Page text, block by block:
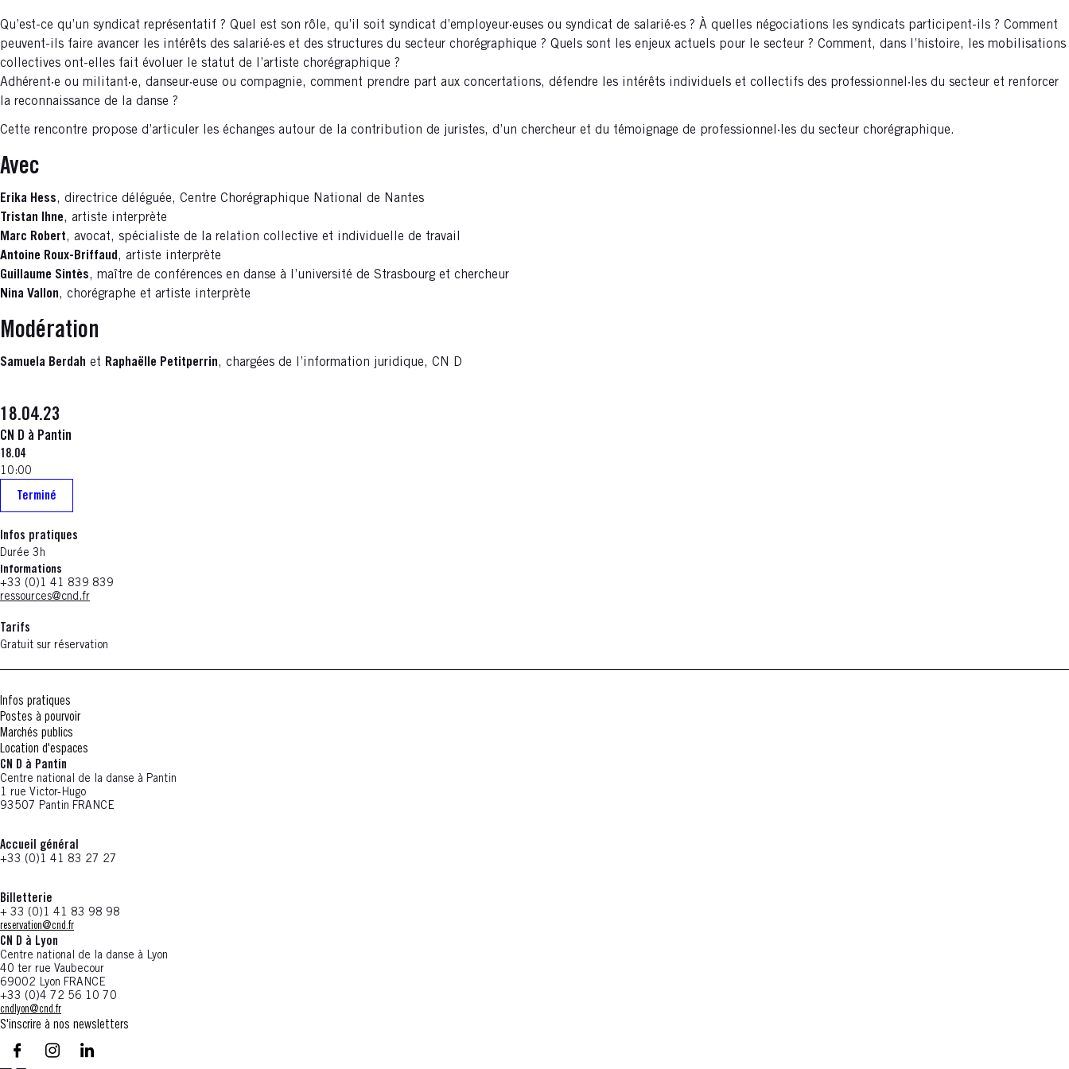
Qu’est-ce qu’un syndicat représentatif ? Quel est son rôle, qu’il soit syndicat d’employeur·euses ou syndicat de salarié·es ? À quelles négociations les syndicats participent-ils ? Comment
peuvent-ils faire avancer les intérêts des salarié·es et des structures du secteur chorégraphique ? Quels sont les enjeux actuels pour le secteur ? Comment, dans l’histoire, les mobilisations
collectives ont-elles fait évoluer le statut de l’artiste chorégraphique ?
Adhérent·e ou militant·e, danseur·euse ou compagnie, comment prendre part aux concertations, défendre les intérêts individuels et collectifs des professionnel·les du secteur et renforcer
la reconnaissance de la danse ?
Cette rencontre propose d’articuler les échanges autour de la contribution de juristes, d’un chercheur et du témoignage de professionnel·les du secteur chorégraphique.
Avec
Erika Hess, directrice déléguée, Centre Chorégraphique National de Nantes
Tristan Ihne, artiste interprète
Marc Robert, avocat, spécialiste de la relation collective et individuelle de travail
Antoine Roux-Briffaud, artiste interprète
Guillaume Sintès, maître de conférences en danse à l’université de Strasbourg et chercheur
Nina Vallon, chorégraphe et artiste interprète
Modération
Samuela Berdah et Raphaëlle Petitperrin, chargées de l’information juridique, CN D
18.04.23
CN D à Pantin
18.04
10:00
Terminé
Infos pratiques
Durée 3h
Informations
+33 (0)1 41 839 839
ressources@cnd.fr
Tarifs
Gratuit sur réservation
Infos pratiques
Postes à pourvoir
Marchés publics
Location d'espaces
CN D à Pantin
Centre national de la danse à Pantin
1 rue Victor-Hugo
93507 Pantin FRANCE
Accueil général
+33 (0)1 41 83 27 27
Billetterie
+ 33 (0)1 41 83 98 98
reservation@cnd.fr
CN D à Lyon
Centre national de la danse à Lyon
40 ter rue Vaubecour
69002 Lyon FRANCE
+33 (0)4 72 56 10 70
cndlyon@cnd.fr
S'inscrire à nos newsletters
facebook - CN D - Nouvelle fenêtre
instagram - CN D - Nouvelle fenêtre
LinkedIn - CN D - Nouvelle fenêtre